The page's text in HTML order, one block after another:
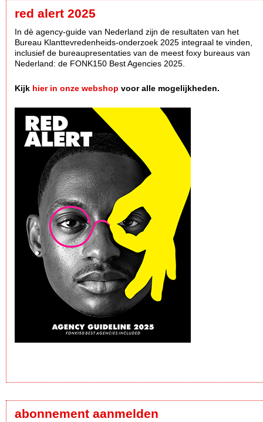
red alert 2025
In dè agency-guide van Nederland zijn de resultaten van het
Bureau Klanttevredenheids-onderzoek 2025 integraal te vinden,
inclusief de bureaupresentaties van de meest foxy bureaus van
Nederland: de FONK150 Best Agencies 2025.
Kijk hier in onze webshop voor alle mogelijkheden.
abonnement aanmelden